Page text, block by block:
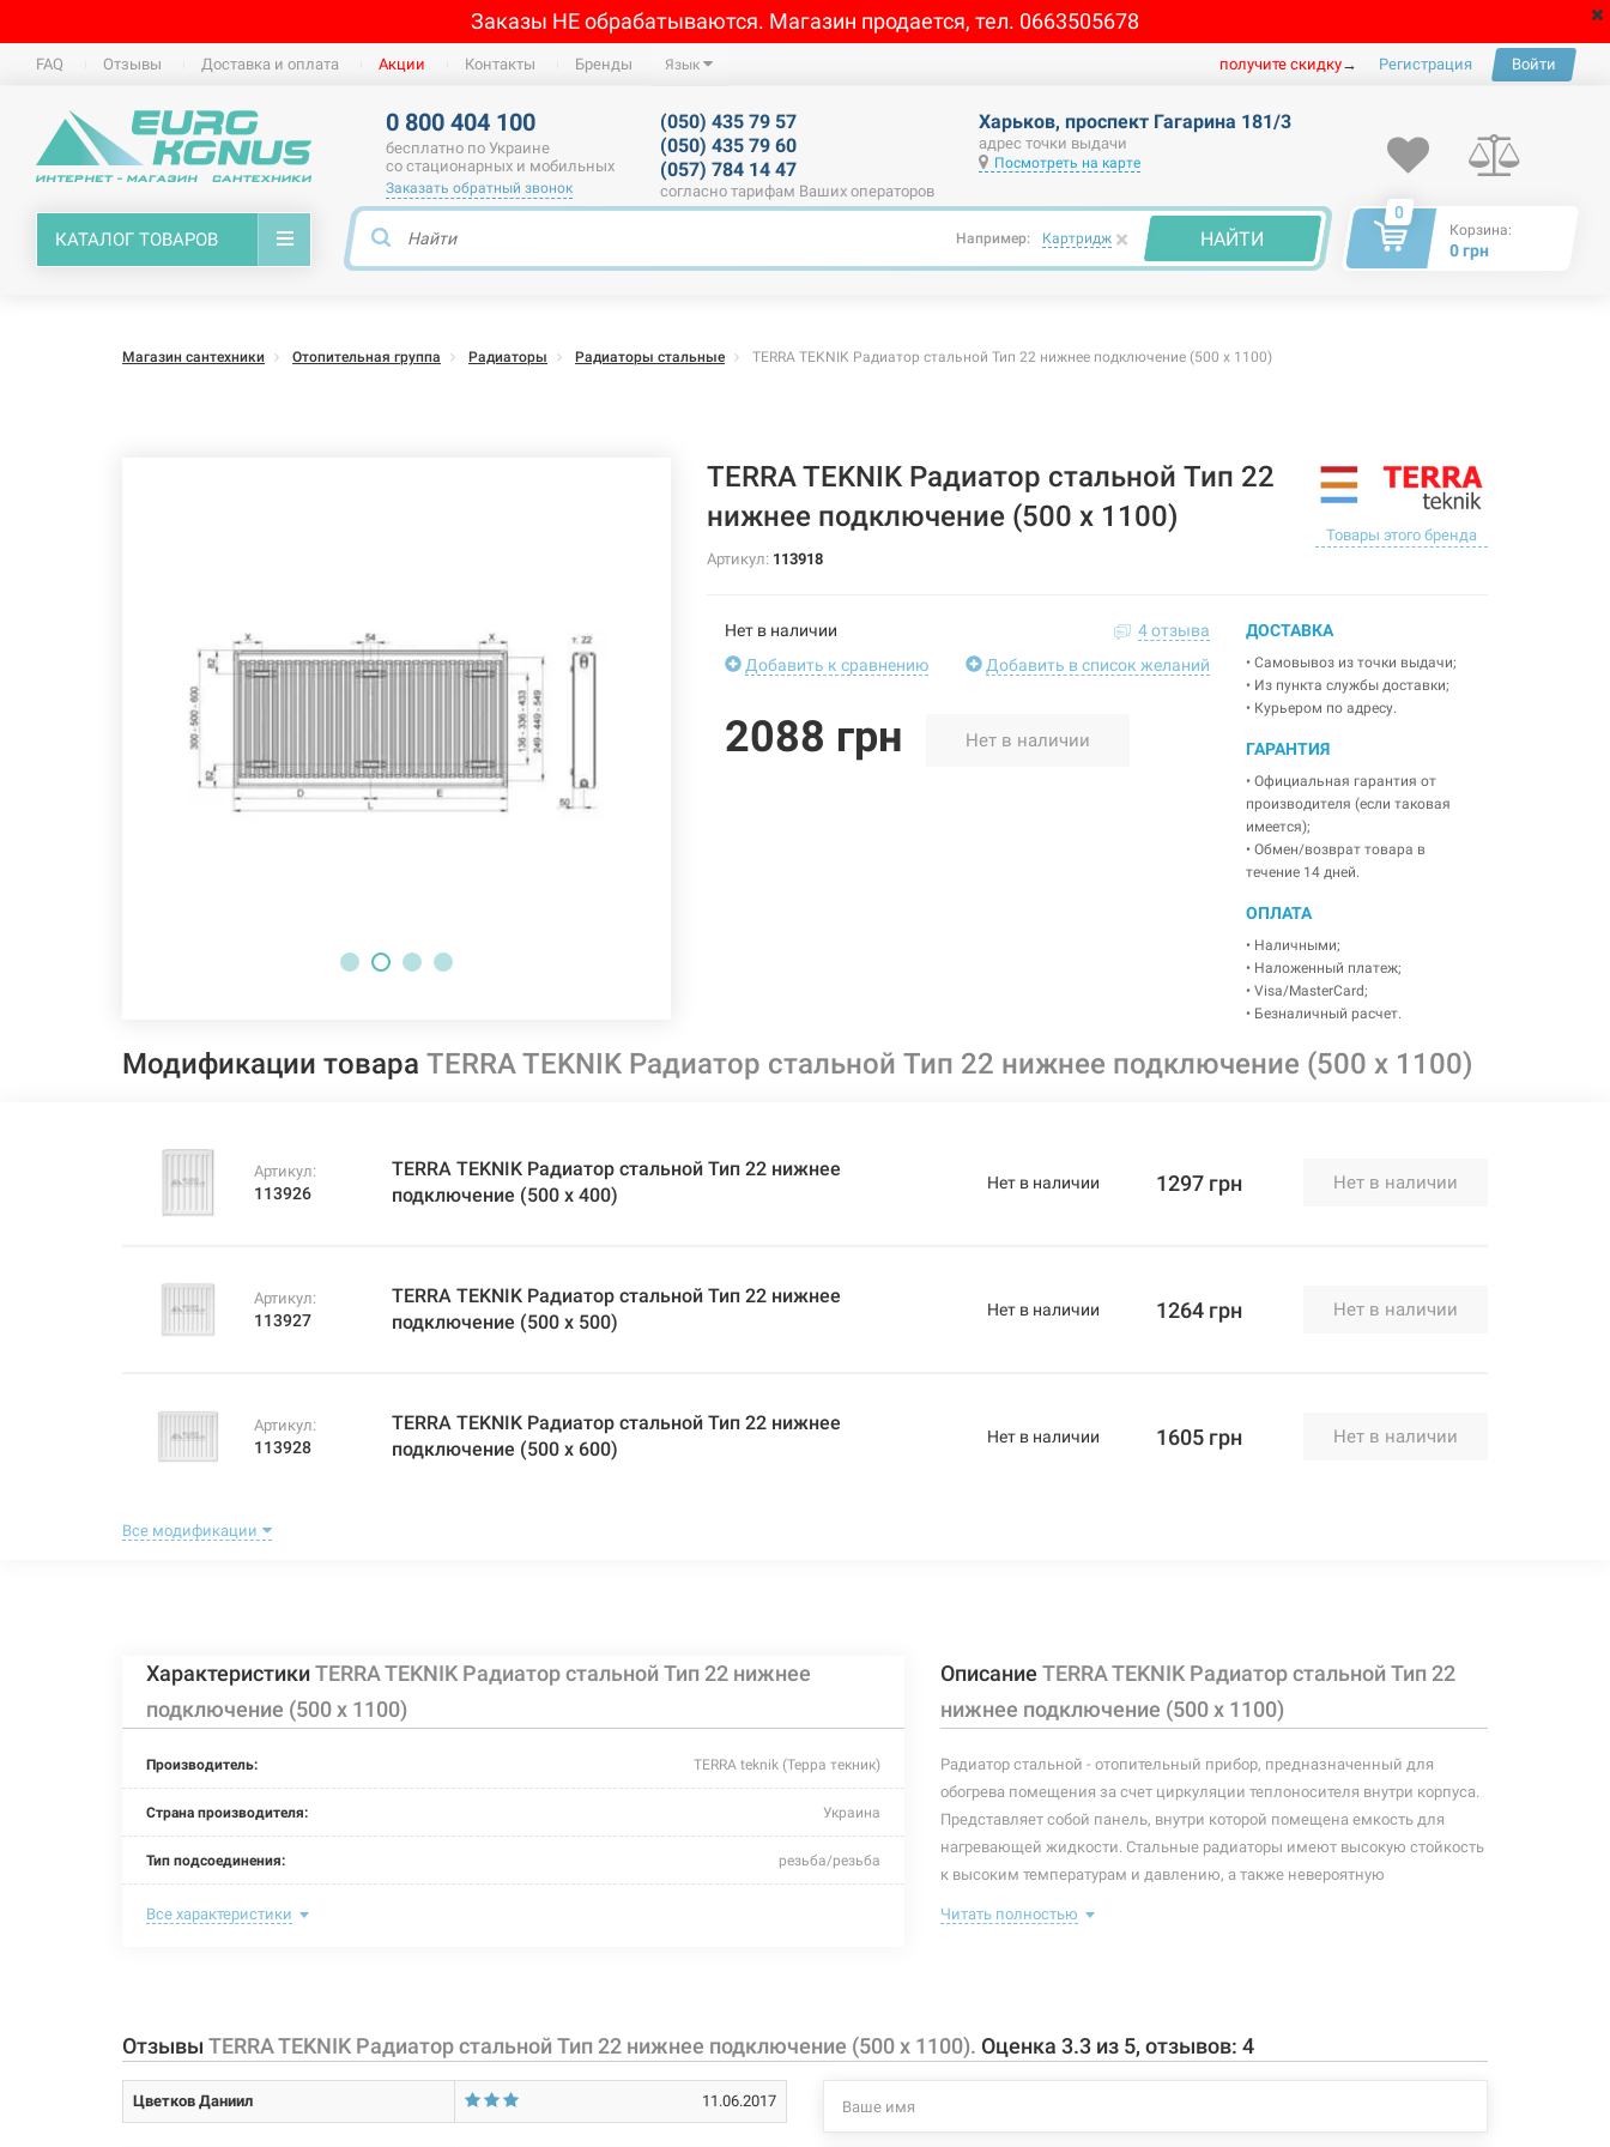
Заказы НЕ обрабатываются. Магазин продается, тел. 0663505678
FAQ Отзывы Доставка и оплата Акции Контакты Бренды Язык получите скидку→ Регистрация Войти
0 800 404 100
бесплатно по Украине
со стационарных и мобильных
Заказать обратный звонок
(050) 435 79 57
(050) 435 79 60
(057) 784 14 47
согласно тарифам Ваших операторов
Харьков, проспект Гагарина 181/3
адрес точки выдачи
Посмотреть на карте
КАТАЛОГ ТОВАРОВ Например: Картридж × НАЙТИ
0
Корзина:
0 грн
Магазин сантехники Отопительная группа Радиаторы Радиаторы стальные TERRA TEKNIK Радиатор стальной Тип 22 нижнее подключение (500 x 1100)
TERRA TEKNIK Радиатор стальной Тип 22
нижнее подключение (500 x 1100)
Товары этого бренда
Артикул: 113918
Нет в наличии
4 отзыва
Добавить к сравнению
Добавить в список желаний
2088 грн Нет в наличии
ДОСТАВКА
• Самовывоз из точки выдачи;
• Из пункта службы доставки;
• Курьером по адресу.
ГАРАНТИЯ
• Официальная гарантия от
производителя (если таковая
имеется);
• Обмен/возврат товара в
течение 14 дней.
ОПЛАТА
• Наличными;
• Наложенный платеж;
• Visa/MasterCard;
• Безналичный расчет.
Модификации товара TERRA TEKNIK Радиатор стальной Тип 22 нижнее подключение (500 x 1100)
Артикул:
113926
TERRA TEKNIK Радиатор стальной Тип 22 нижнее
подключение (500 x 400)
Нет в наличии 1297 грн Нет в наличии
Артикул:
113927
TERRA TEKNIK Радиатор стальной Тип 22 нижнее
подключение (500 x 500)
Нет в наличии 1264 грн Нет в наличии
Артикул:
113928
TERRA TEKNIK Радиатор стальной Тип 22 нижнее
подключение (500 x 600)
Нет в наличии 1605 грн Нет в наличии
Артикул:
113930
TERRA TEKNIK Радиатор стальной Тип 22 нижнее
подключение (500 x 800)
1950 грн
Артикул:
TERRA TEKNIK Радиатор стальной Тип 22 нижнее
подключение (500 x 900)
Нет в наличии 2097 грн Нет в наличии
Артикул:
113919
TERRA TEKNIK Радиатор стальной Тип 22 нижнее
подключение (500 x 1200)
Все модификации
ХарактеристикиTERRA TEKNIK Радиатор стальной Тип 22 нижнее
подключение (500 x 1100)
Производитель: TERRA teknik (Терра текник)
Страна производителя: Украина
Тип подсоединения: резьба/резьба
Цвет:
Номинальное давление: 10 бар
Ширина: 1100 мм
Все характеристики
Описание TERRA TEKNIK Радиатор стальной Тип 22
нижнее подключение (500 x 1100)
Радиатор стальной - отопительный прибор, предназначенный для
обогрева помещения за счет циркуляции теплоносителя внутри корпуса.
Представляет собой панель, внутри которой помещена емкость для
нагревающей жидкости. Стальные радиаторы имеют высокую стойкость
к высоким температурам и давлению, а также невероятную
миллиметра. Комплектация данной модели: радиатор, кран Маевского,
Читать полностью
Отзывы TERRA TEKNIK Радиатор стальной Тип 22 нижнее подключение (500 x 1100). Оценка 3.3 из 5, отзывов: 4
Цветков Даниил 11.06.2017